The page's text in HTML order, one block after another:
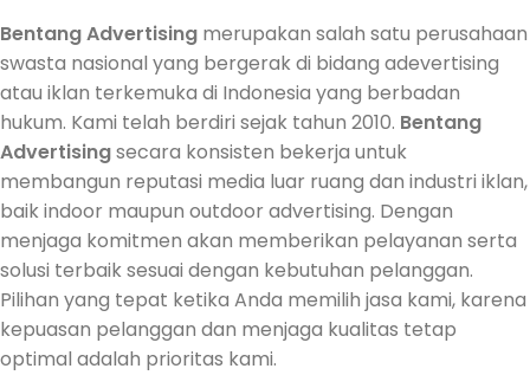
Bentang Advertising merupakan salah satu perusahaan
swasta nasional yang bergerak di bidang adevertising
atau iklan terkemuka di Indonesia yang berbadan
hukum. Kami telah berdiri sejak tahun 2010. Bentang
Advertisingsecara konsisten bekerja untuk
membangun reputasi media luar ruang dan industri iklan,
baik indoor maupun outdoor advertising. Dengan
menjaga komitmen akan memberikan pelayanan serta
solusi terbaik sesuai dengan kebutuhan pelanggan.
Pilihan yang tepat ketika Anda memilih jasa kami, karena
kepuasan pelanggan dan menjaga kualitas tetap
optimal adalah prioritas kami.